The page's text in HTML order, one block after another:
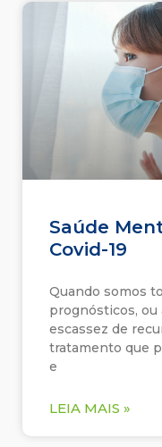
Saúde
Covid-19
Quando somos
prognósticos,
escassez de
tratamento que
e
LEIA MAIS »